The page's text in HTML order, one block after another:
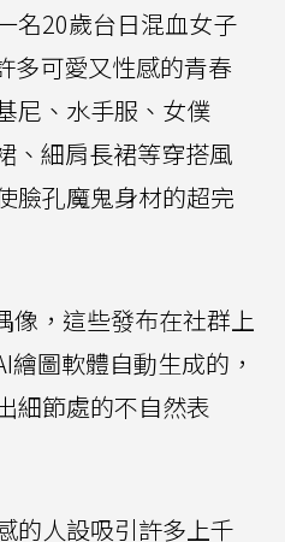
名20歲台日混血女子
多可愛又性感的青春
尼、水手服、女僕
、細肩長裙等穿搭風
臉孔魔鬼身材的超完
像，這些發布在社群上
圖軟體自動生成的，
細節處的不自然表
的人設吸引許多上千